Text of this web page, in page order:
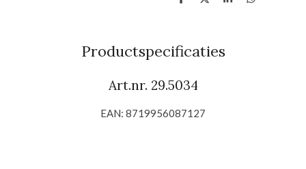
D
n
D
S
D
Productspecificaties
Art.nr. 29.5034
EAN: 8719956087127